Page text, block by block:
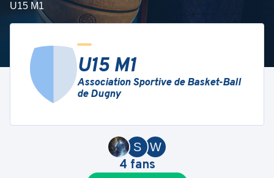
U15 M1
U15 M1
Association Sportive de Basket-Ball
de Dugny
W
S
4 fans